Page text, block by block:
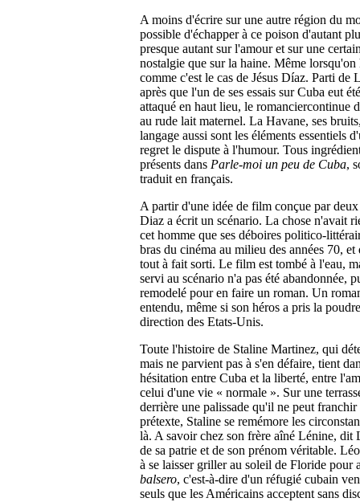
A moins d'écrire sur une autre région du
possible d'échapper à ce poison d'autant
presque autant sur l'amour et sur une
nostalgie que sur la haine. Même lorsqu'on
comme c'est le cas de Jésus Díaz. Parti de
après que l'un de ses essais sur Cuba eut
attaqué en haut lieu, le romanciercontinue
au rude lait maternel. La Havane, ses
langage aussi sont les éléments essentiels
regret le dispute à l'humour. Tous
présents dans Parle-moi un peu de Cuba,
traduit en français.
A partir d'une idée de film conçue par deux
Diaz a écrit un scénario. La chose n'avait
cet homme que ses déboires politico-
bras du cinéma au milieu des années 70, et
tout à fait sorti. Le film est tombé à l'eau,
servi au scénario n'a pas été abandonnée,
remodelé pour en faire un roman. Un
entendu, même si son héros a pris la
direction des Etats-Unis.
Toute l'histoire de Staline Martinez, qui
mais ne parvient pas à s'en défaire, tient
hésitation entre Cuba et la liberté, entre
celui d'une vie « normale ». Sur une
derrière une palissade qu'il ne peut franchir
prétexte, Staline se remémore les
là. A savoir chez son frère aîné Lénine, dit
de sa patrie et de son prénom véritable.
à se laisser griller au soleil de Floride pour
balsero, c'est-à-dire d'un réfugié cubain
seuls que les Américains acceptent sans